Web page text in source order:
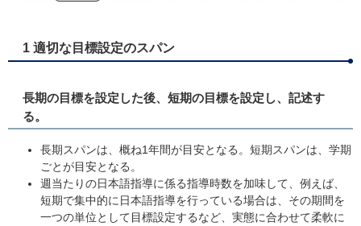
1 適切な目標設定のスパン
長期の目標を設定した後、短期の目標を設定し、記述す
る。
長期スパンは、概ね1年間が目安となる。短期スパンは、学期
ごとが目安となる。
週当たりの日本語指導に係る指導時数を加味して、例えば、
短期で集中的に日本語指導を行っている場合は、その期間を
一つの単位として目標設定するなど、実態に合わせて柔軟に